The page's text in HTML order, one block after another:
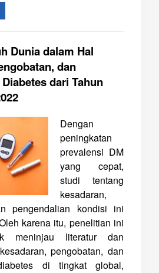
Dunia dalam Hal
dan
dari Tahun
Dengan
peningkatan
prevalensi DM
yang cepat,
studi tentang
kesadaran,
pengendalian kondisi ini
karena itu, penelitian ini
meninjau literatur dan
pengobatan, dan
di tingkat global,